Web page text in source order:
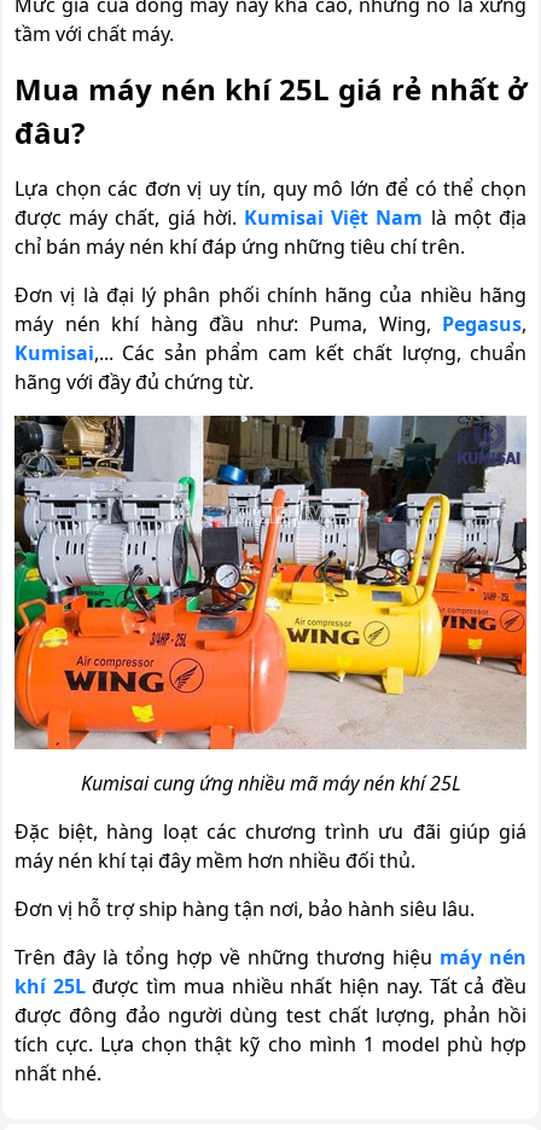
tầm với chất máy.
Mua máy nén khí 25L giá rẻ nhất ở
đâu?
Lựa chọn các đơn vị uy tín, quy mô lớn để có thể chọn
được máy chất, giá hời. Kumisai Việt Nam là một địa
chỉ bán máy nén khí đáp ứng những tiêu chí trên.
Đơn vị là đại lý phân phối chính hãng của nhiều hãng
máy nén khí hàng đầu như: Puma, Wing, Pegasus,
Kumisai,... Các sản phẩm cam kết chất lượng, chuẩn
hãng với đầy đủ chứng từ.
Kumisai cung ứng nhiều mã máy nén khí 25L
Đặc biệt, hàng loạt các chương trình ưu đãi giúp giá
máy nén khí tại đây mềm hơn nhiều đối thủ.
Đơn vị hỗ trợ ship hàng tận nơi, bảo hành siêu lâu.
Trên đây là tổng hợp về những thương hiệu máy nén
khí 25Lđược tìm mua nhiều nhất hiện nay. Tất cả đều
được đông đảo người dùng test chất lượng, phản hồi
tích cực. Lựa chọn thật kỹ cho mình 1 model phù hợp
nhất nhé.